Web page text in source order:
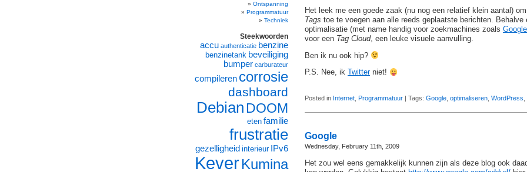
Het leek me een goede zaak (nu nog een relatief klein aantal)
Tags toe te voegen aan alle reeds geplaatste berichten. Behalve
optimalisatie (met name handig voor zoekmachines zoals Google
voor een Tag Cloud, een leuke visuele aanvulling.
Ben ik nu ook hip?
P.S. Nee, ik Twitterniet!
Posted in Internet Programmatuur | Tags: Google optimaliseren WordPress
Google
Wednesday, February 11th, 2009
Het zou wel eens gemakkelijk kunnen zijn als deze blog ook
Ontspanning
Programmatuur
Techniek
Steekwoorden
accu authenticatie benzine
benzinetank beveiliging
bumper carburateur
compileren corrosie
dashboard
DebianDOOM
eten familie
frustratie
gezelligheid interieur IPv6
KeverKumina